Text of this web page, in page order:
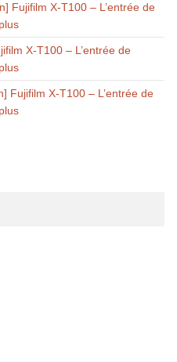
Fujifilm X-T100 – L’entrée de
X-T100 – L’entrée de
Fujifilm X-T100 – L’entrée de